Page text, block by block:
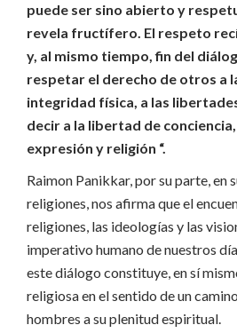
puede ser sino abierto y
revela fructífero. El respeto
y, al mismo tiempo, fin del
respetar el derecho de otros a
integridad física, a las
decir a la libertad de
expresión y religión “.
Raimon Panikkar, por su parte, en
religiones, nos afirma que el
religiones, las ideologías y las
imperativo humano de nuestros
este diálogo constituye, en sí
religiosa en el sentido de un
hombres a su plenitud espiritual.